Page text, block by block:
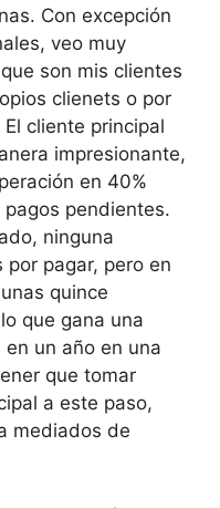
Con excepción
veo muy
son mis clientes
clienets o por
cliente principal
impresionante,
en 40%
pendientes.
ninguna
pagar, pero en
quince
que gana una
un año en una
que tomar
a este paso,
mediados de